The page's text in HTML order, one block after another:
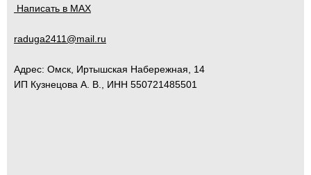
Написать в MAX
raduga2411@mail.ru
Адрес: Омск Иртышская Набережная, 14
ИП Кузнецова А. В., ИНН 550721485501